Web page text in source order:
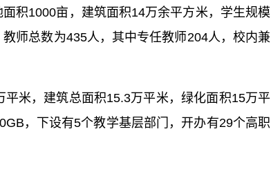
积1000亩，建筑面积14万余平方米，学生规模
师总数为435人，其中专任教师204人，校内兼
米，建筑总面积15.3万平米，绿化面积15万平
，下设有5个教学基层部门，开办有29个高职